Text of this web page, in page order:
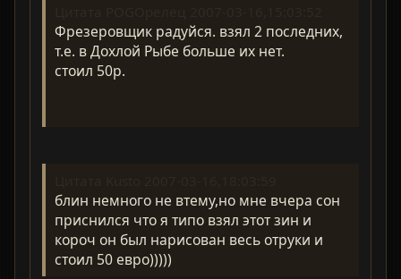
Фрезеровщик радуйся. взял 2 последних,
т.е. в Дохлой Рыбе больше их нет.
стоил 50р.
блин немного не втему,но мне вчера сон
приснился что я типо взял этот зин и
короч он был нарисован весь отруки и
стоил 50 евро)))))